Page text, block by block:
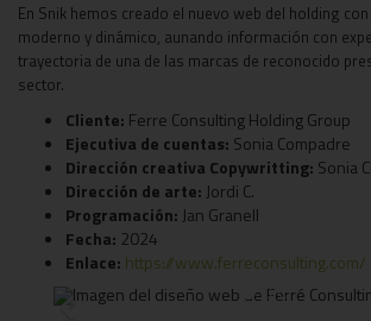
En Snik hemos creado el nuevo web del holding
moderno y dinámico, aunando información con
trayectoria de una de las marcas de reconocido
sector.
Cliente: Ferre Consulting Holding Group
Ejecutiva de cuentas: Sonia Compadre
Dirección creativa Copywritting: Sonia
Dirección de arte: Jordi C.
Programación: Jan Granell
Fecha: 2024
Enlace: https://www.ferreconsulting.com/
Previous